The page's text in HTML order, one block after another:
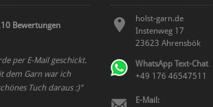
Bewertungen
per E-Mail geschickt.
dem Garn war ich
Tuch daraus :)”
holst-garn.de
Instenweg 17
23623 Ahrensbök
WhatsApp Text-Chat
+49 176 46547511
E-Mail: